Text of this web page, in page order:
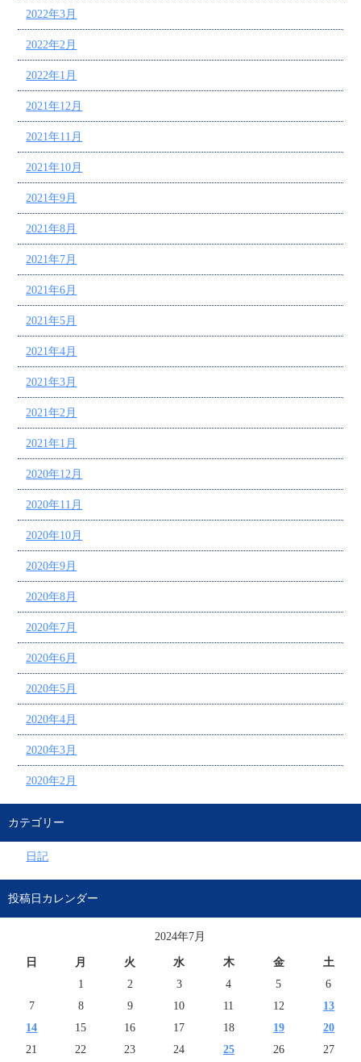
2022年3月
2022年2月
2022年1月
2021年12月
2021年11月
2021年10月
2021年9月
2021年8月
2021年7月
2021年6月
2021年5月
2021年4月
2021年3月
2021年2月
2021年1月
2020年12月
2020年11月
2020年10月
2020年9月
2020年8月
2020年7月
2020年6月
2020年5月
2020年4月
2020年3月
2020年2月
カテゴリー
日記
投稿日カレンダー
2024年7月
日 月 火 水 木 金
土
1
2 3 4 5
6
7
8 9 10 11 12
13
14
15 16 17 18 19
20
21
22 23 24 25 26 27